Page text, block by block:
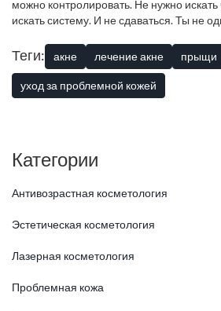
осторожностью. Утром - только SPF,
можно контролировать. Не нужно
искать систему. И не сдаваться. Ты не
понял, как работает твоя кожа.
Теги: акне лечение акне прыщи
уход за проблемной кожей
Категории
Антивозрастная косметология
Эстетическая косметология
Лазерная косметология
Проблемная кожа